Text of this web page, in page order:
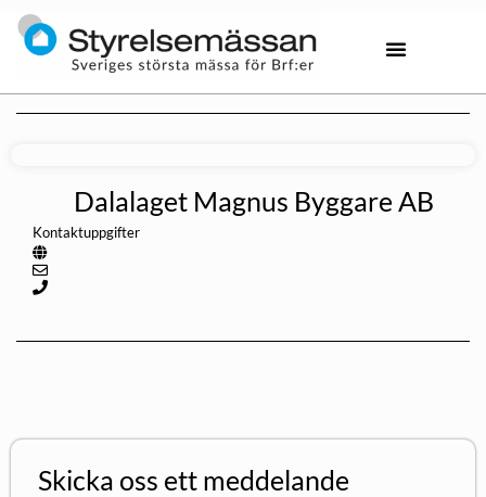
Dalalaget Magnus Byggare AB
Kontaktuppgifter
Skicka oss ett meddelande